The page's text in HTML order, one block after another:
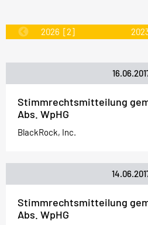
2026 [2]
Stimmrechtsmitteilung
Abs. WpHG
BlackRock, Inc.
Stimmrechtsmitteilung
Abs. WpHG